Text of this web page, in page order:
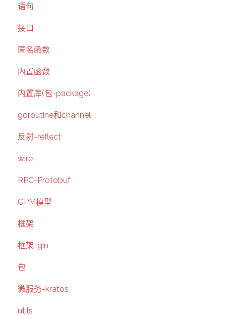
语句
接口
匿名函数
内置函数
内置库(包-package)
goroutine和channel
反射-reflect
wire
RPC-Protobuf
GPM模型
框架
框架-gin
包
微服务-kratos
utils